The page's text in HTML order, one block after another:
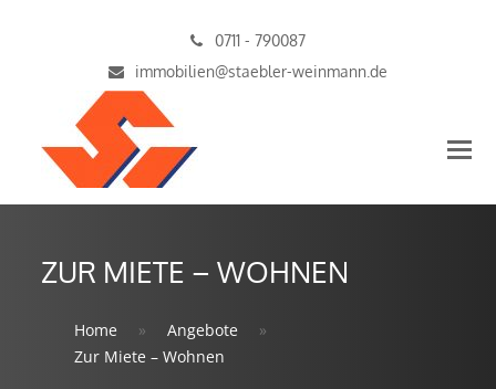
0711 - 790087
immobilien@staebler-weinmann.de
ZUR MIETE – WOHNEN
Home » Angebote
»
Zur Miete – Wohnen